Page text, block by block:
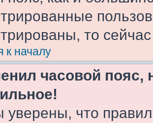
то
к началу
часовой пояс,
уверены, что